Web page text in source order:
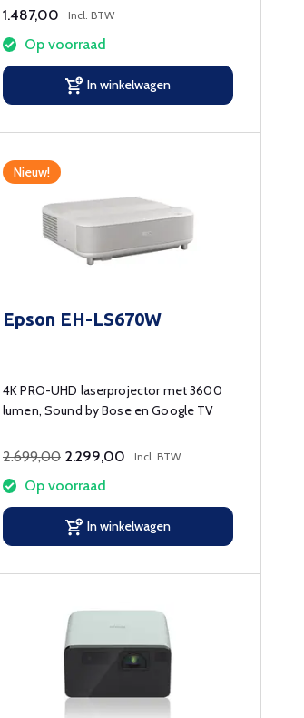
1.487,00 Incl. BTW
Op voorraad
In winkelwagen
Nieuw!
Epson EH-LS670W
4K PRO-UHD laserprojector met 3600
lumen, Sound by Bose en Google TV
2.699,00 2.299,00 Incl. BTW
Op voorraad
In winkelwagen